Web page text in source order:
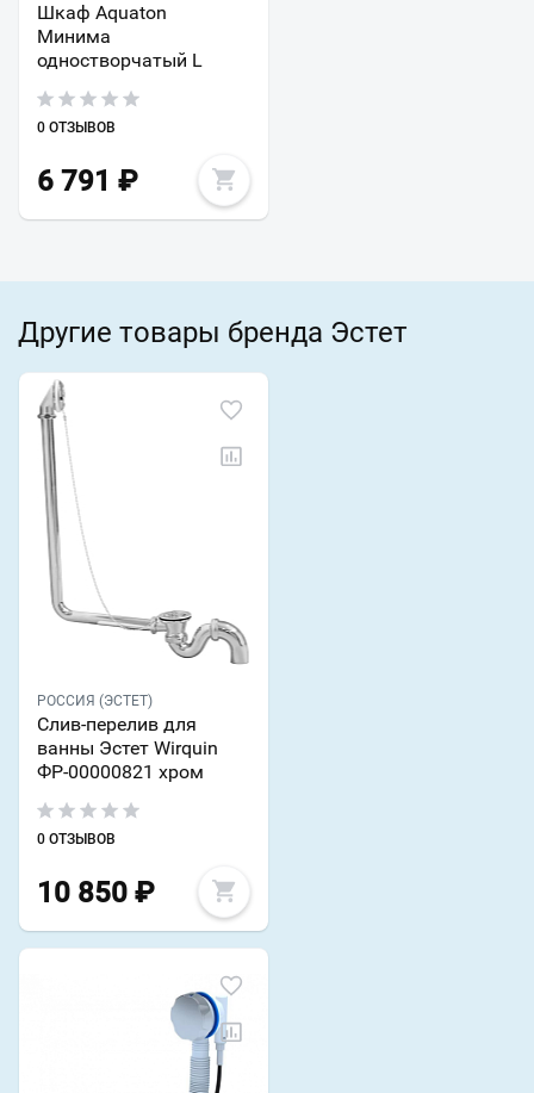
Шкаф Aquaton
Минима
одностворчатый L
0 ОТЗЫВОВ
6 791 ₽
Другие товары бренда Эстет
РОССИЯ (ЭСТЕТ)
Слив-перелив для
ванны Эстет Wirquin
ФР-00000821 хром
0 ОТЗЫВОВ
10 850 ₽